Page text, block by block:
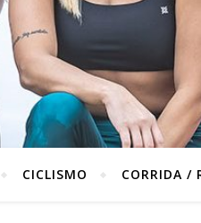
CICLISMO CORRIDA /